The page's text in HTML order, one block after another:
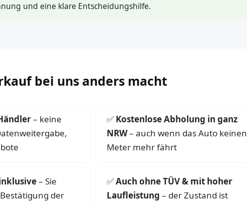
und eine klare Entscheidungshilfe.
bei uns anders macht
– keine
Kostenlose Abholung in ganz
NRW– auch wenn das Auto keinen
Meter mehr fährt
– Sie
der
Auch ohne TÜV & mit hoher
Laufleistung – der Zustand ist